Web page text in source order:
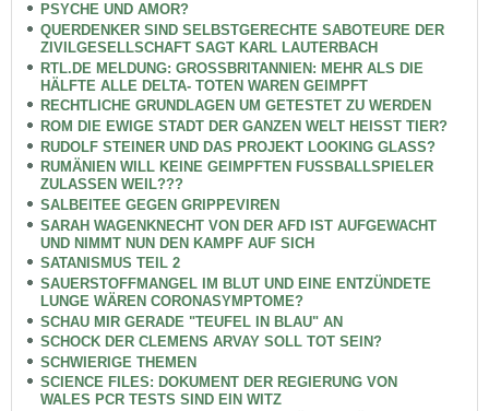
PSYCHE UND AMOR?
QUERDENKER SIND SELBSTGERECHTE SABOTEURE DER
ZIVILGESELLSCHAFT SAGT KARL LAUTERBACH
RTL.DE MELDUNG: GROSSBRITANNIEN: MEHR ALS DIE
HÄLFTE ALLE DELTA- TOTEN WAREN GEIMPFT
RECHTLICHE GRUNDLAGEN UM GETESTET ZU WERDEN
ROM DIE EWIGE STADT DER GANZEN WELT HEISST TIER?
RUDOLF STEINER UND DAS PROJEKT LOOKING GLASS?
RUMÄNIEN WILL KEINE GEIMPFTEN FUSSBALLSPIELER
ZULASSEN WEIL???
SALBEITEE GEGEN GRIPPEVIREN
SARAH WAGENKNECHT VON DER AFD IST AUFGEWACHT
UND NIMMT NUN DEN KAMPF AUF SICH
SATANISMUS TEIL 2
SAUERSTOFFMANGEL IM BLUT UND EINE ENTZÜNDETE
LUNGE WÄREN CORONASYMPTOME?
SCHAU MIR GERADE "TEUFEL IN BLAU" AN
SCHOCK DER CLEMENS ARVAY SOLL TOT SEIN?
SCHWIERIGE THEMEN
SCIENCE FILES: DOKUMENT DER REGIERUNG VON
WALES PCR TESTS SIND EIN WITZ